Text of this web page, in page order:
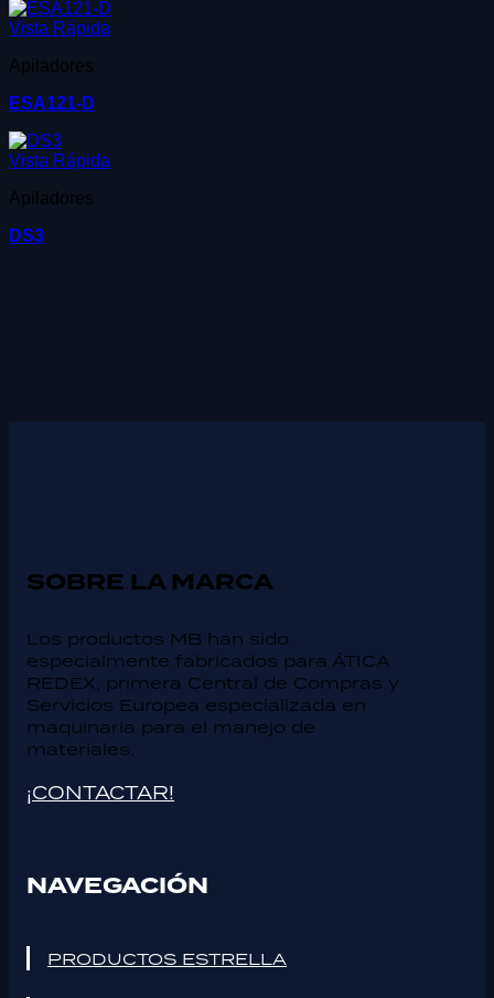
Vista Rápida
Apiladores
ESA121-D
Vista Rápida
Apiladores
DS3
SOBRE LA MARCA
Los productos MB han sido
especialmente fabricados para ÁTICA
REDEX, primera Central de Compras y
Servicios Europea especializada en
maquinaria para el manejo de
materiales.
¡CONTACTAR!
NAVEGACIÓN
PRODUCTOS ESTRELLA